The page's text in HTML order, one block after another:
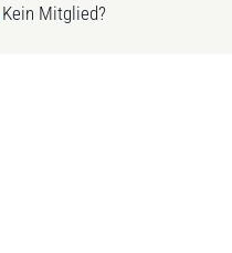
Mitglied?